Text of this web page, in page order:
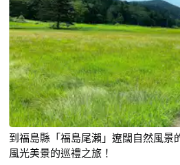
到福島縣「福島尾瀨」遼闊自然風景
風光美㬌的巡禮之旅！